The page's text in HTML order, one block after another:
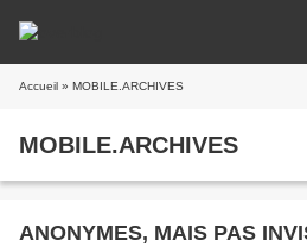
Accueil » MOBILE.ARCHIVES
MOBILE.ARCHIVES
ANONYMES, MAIS PAS